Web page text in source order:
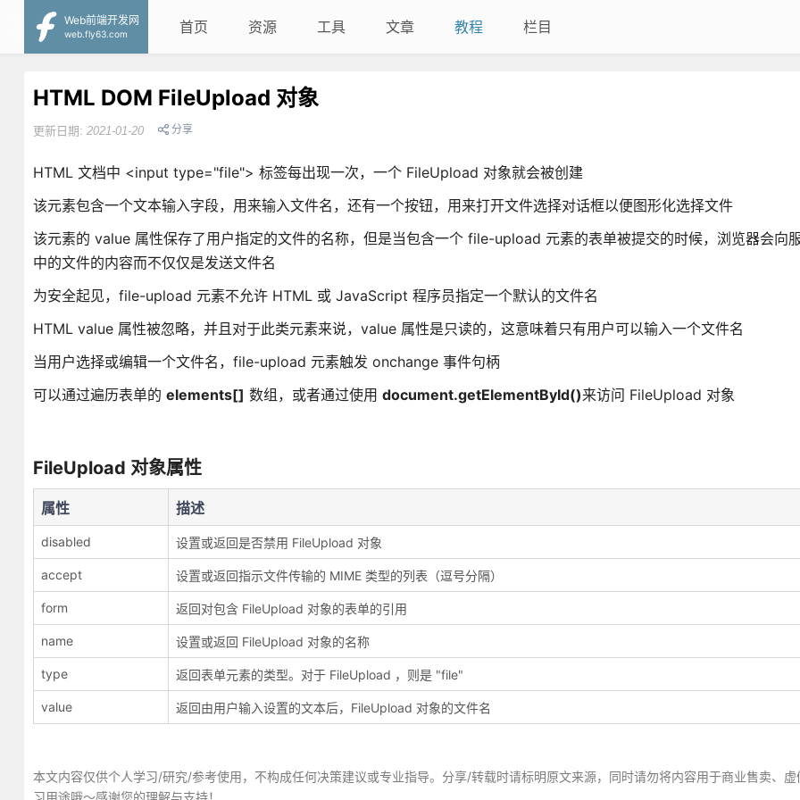
Web前端开发网
web.fly63.com
首页 资源 工具 文章 教程 栏目
HTML DOM FileUpload 对象
更新日期: 2021-01-20 分享
HTML 文档中 <input type="file"> 标签每出现一次，一个 FileUpload 对象就会被创建
该元素包含一个文本输入字段，用来输入文件名，还有一个按钮，用来打开文件选择对话框以便图形化选择文件
该元素的 value 属性保存了用户指定的文件的名称，但是当包含一个 file-upload 元素的表单被提交的时候，浏览器会向
中的文件的内容而不仅仅是发送文件名
为安全起见，file-upload 元素不允许 HTML 或 JavaScript 程序员指定一个默认的文件名
HTML value 属性被忽略，并且对于此类元素来说，value 属性是只读的，这意味着只有用户可以输入一个文件名
当用户选择或编辑一个文件名，file-upload 元素触发 onchange 事件句柄
可以通过遍历表单的 elements[] 数组，或者通过使用 document.getElementById()来访问 FileUpload 对象
FileUpload 对象属性
属性 描述
disabled 设置或返回是否禁用 FileUpload 对象
accept 设置或返回指示文件传输的 MIME 类型的列表（逗号分隔）
form 返回对包含 FileUpload 对象的表单的引用
name 设置或返回 FileUpload 对象的名称
type 返回表单元素的类型。对于 FileUpload ，则是 "file"
value 返回由用户输入设置的文本后，FileUpload 对象的文件名
本文内容仅供个人学习/研究/参考使用，不构成任何决策建议或专业指导。分享/转载时请标明原文来源，同时请勿将内容用于商业售卖、虚
习用途哦～感谢您的理解与支持！